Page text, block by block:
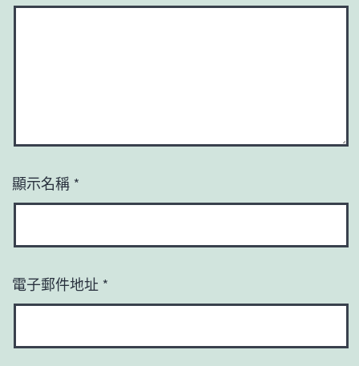
顯示名稱 *
電子郵件地址 *